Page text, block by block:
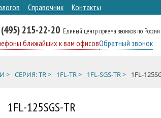
Справочник Контакты
215-22-20 Единый центр приема звонков по России
ближайших к вам офисовОбратный звонок
> СЕРИЯ: TR > 1FL-TR > 1FL-SGS-TR > 1FL-
1FL-125SGS-TR